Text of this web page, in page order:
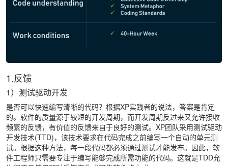
1.反馈
1）测试驱动开发
是否可以快速编写清晰的代码？根据XP实践者的说法，答案是肯定
的。软件的质量源于较短的开发周期，而开发周期反过来又允许接收
频繁的反馈，有价值的反馈来自于良好的测试。XP团队采用测试驱动
开发技术(TTD)，该技术要求在代码完成之前编写一个自动的单元测
试。根据这种方法，每一段代码都必须通过测试才能发布。因此，软
件工程师只需要专注于编写能够完成所需功能的代码。这就是TDD允